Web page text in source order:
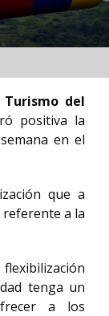
del
positiva la
en el
que a
a la
tenga un
a los